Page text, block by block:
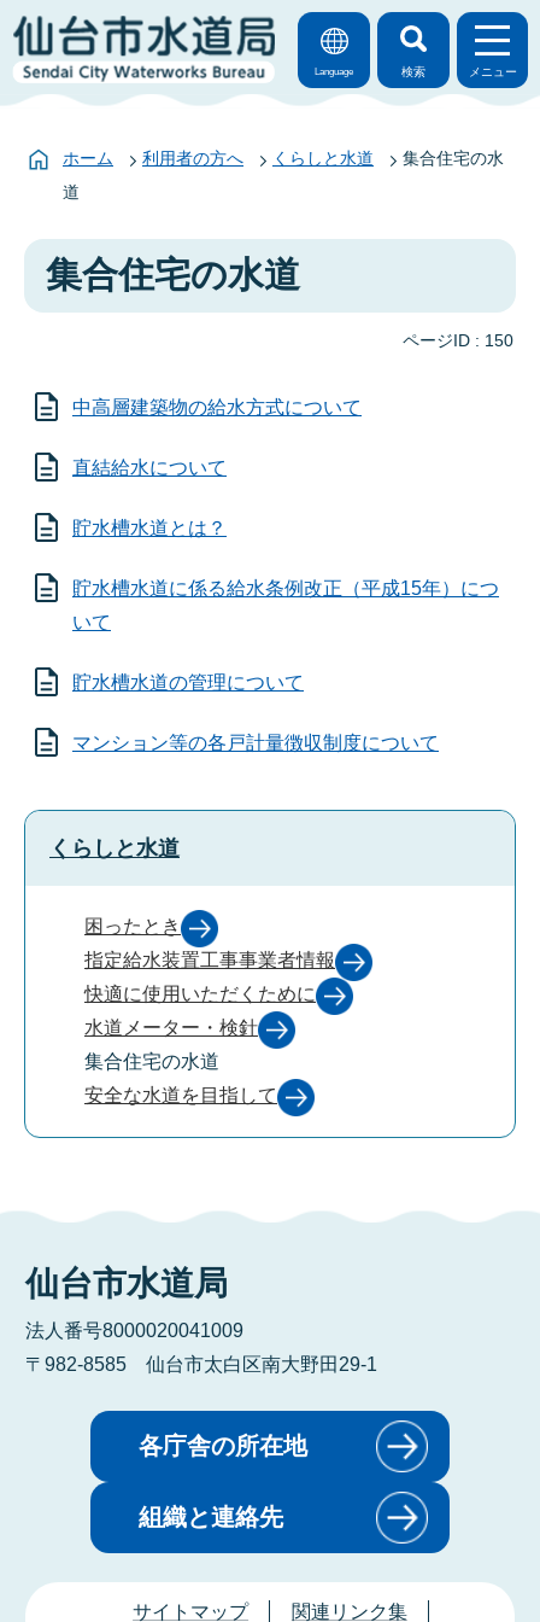
Language 検索 メニュー
ホーム 利用者の方へ くらしと水道
集合住宅の水
道
集合住宅の水道
ページID : 150
中高層建築物の給水方式について
直結給水について
貯水槽水道とは？
貯水槽水道に係る給水条例改正（平成15年）につ
いて
貯水槽水道の管理について
マンション等の各戸計量徴収制度について
くらしと水道
困ったとき
指定給水装置工事事業者情報
快適に使用いただくために
水道メーター・検針
集合住宅の水道
安全な水道を目指して
仙台市水道局
法人番号8000020041009
〒982-8585 仙台市太白区南大野田29-1
各庁舎の所在地
組織と連絡先
サイトマップ 関連リンク集